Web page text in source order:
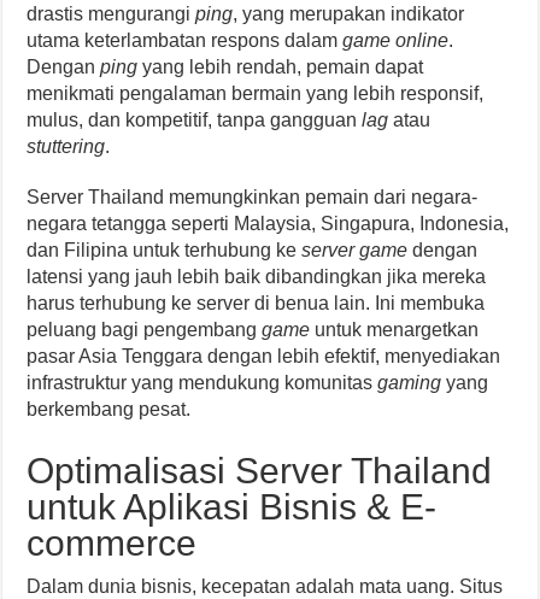
drastis mengurangiping, yang merupakan indikator
utama keterlambatan respons dalamgame online.
Denganping yang lebih rendah, pemain dapat
menikmati pengalaman bermain yang lebih responsif,
mulus, dan kompetitif, tanpa gangguanlag atau
stuttering.
Server Thailand memungkinkan pemain dari negara-
negara tetangga seperti Malaysia, Singapura, Indonesia,
dan Filipina untuk terhubung keserver game dengan
latensi yang jauh lebih baik dibandingkan jika mereka
harus terhubung ke server di benua lain. Ini membuka
peluang bagi pengembanggame untuk menargetkan
pasar Asia Tenggara dengan lebih efektif, menyediakan
infrastruktur yang mendukung komunitasgaming yang
berkembang pesat.
Optimalisasi Server Thailand
untuk Aplikasi Bisnis & E-
commerce
Dalam dunia bisnis, kecepatan adalah mata uang. Situs